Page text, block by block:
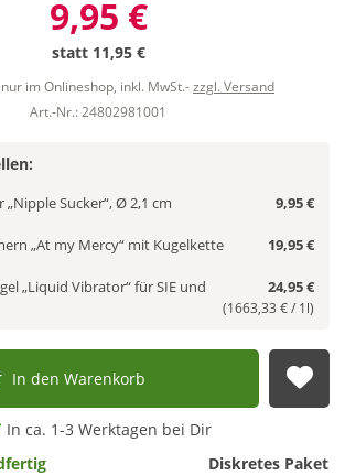
9,95 €
statt 11,95 €
im Onlineshop, inkl. MwSt.-zzgl. Versand
Art.-Nr.: 24802981001
„Nipple Sucker“, Ø 2,1 cm 9,95 €
„At my Mercy“ mit Kugelkette 19,95 €
„Liquid Vibrator“ für SIE und
24,95 €
(1663,33 € / 1l)
In den Warenkorb
In ca. 1-3 Werktagen bei Dir
Diskretes Paket